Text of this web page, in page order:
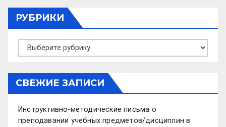
РУБРИКИ
Рубрики
СВЕЖИЕ ЗАПИСИ
Инструктивно-методические письма о
преподавании учебных предметов/дисциплин в